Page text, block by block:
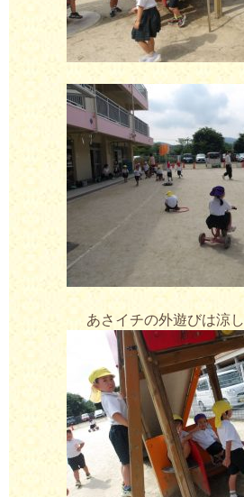
あさイチの外遊びは涼